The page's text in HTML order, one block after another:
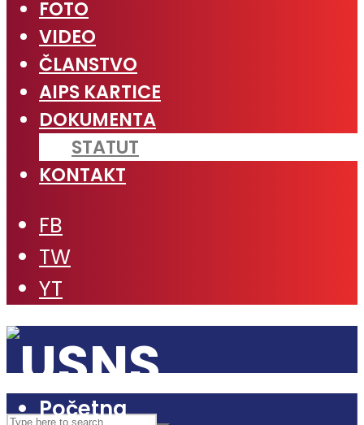
FOTO
VIDEO
ČLANSTVO
AIPS KARTICE
DOKUMENTA
STATUT
KONTAKT
FB
TW
YT
Početna